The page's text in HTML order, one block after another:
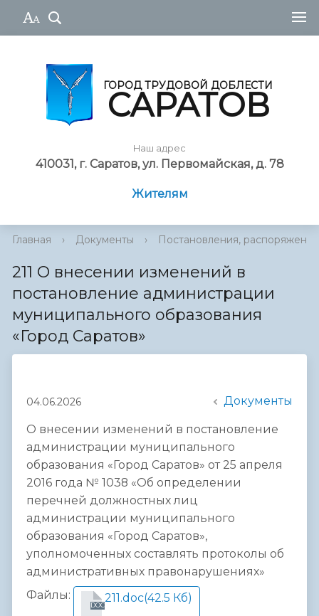
ГОРОД ТРУДОВОЙ ДОБЛЕСТИ
САРАТОВ
Наш адрес
410031, г. Саратов, ул. Первомайская, д. 78
Жителям
Главная › Документы › Постановления, распоряжения
211 О внесении изменений в
постановление администрации
муниципального образования
«Город Саратов»
04.06.2026 Документы
О внесении изменений в постановление
администрации муниципального
образования «Город Саратов» от 25 апреля
2016 года № 1038 «Об определении
перечней должностных лиц
администрации муниципального
образования «Город Саратов»,
уполномоченных составлять протоколы об
административных правонарушениях»
Файлы:
DOC
211.doc(42.5 Кб)